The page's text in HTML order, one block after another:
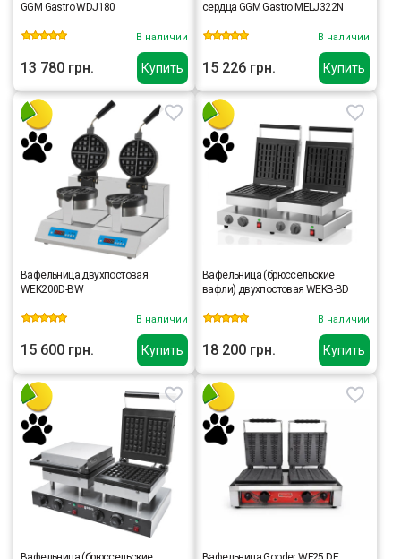
Купить
GGM Gastro WDJ180
В наличии
13 780 грн. Купить
сердца GGM Gastro MELJ322N
В наличии
15 226 грн.
Купить
Вафельница двухпостовая
WEK200D-BW
В наличии
15 600 грн. Купить
Вафельница (брюссельские
вафли) двухпостовая WEKB-BD
В наличии
18 200 грн.